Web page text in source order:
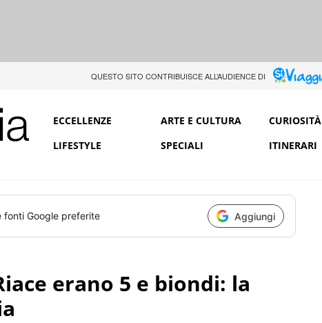
QUESTO SITO CONTRIBUISCE ALL’AUDIENCE DI
ECCELLENZE ARTE E CULTURA CURIOSITÀ
LIFESTYLE
SPECIALI ITINERARI
fonti Google preferite Aggiungi
erano 5 e biondi: la